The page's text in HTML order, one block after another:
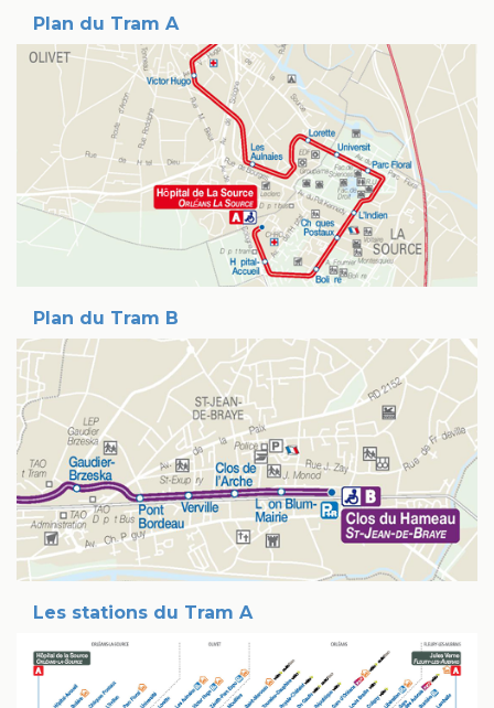
Plan du Tram A
Plan du Tram B
Les stations du Tram A